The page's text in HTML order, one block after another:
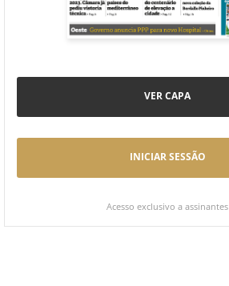
VER CAPA
INICIAR SESSÃO
Acesso exclusivo a assinantes